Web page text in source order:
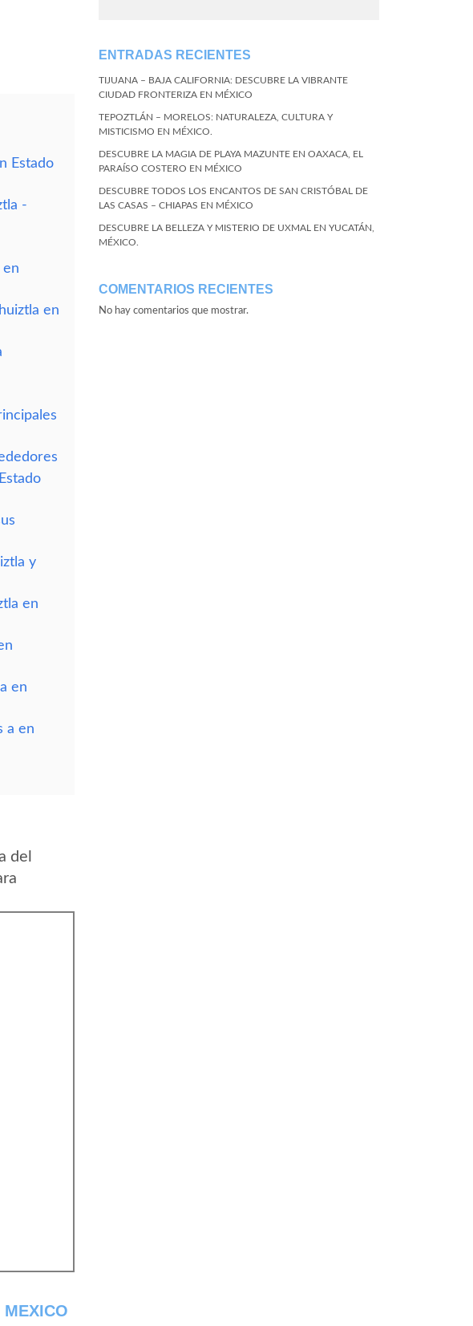
Estado
-
en
en
y
en
en
a en
del
MEXICO
ENTRADAS RECIENTES
TIJUANA – BAJA CALIFORNIA: DESCUBRE LA VIBRANTE
CIUDAD FRONTERIZA EN MÉXICO
TEPOZTLÁN – MORELOS: NATURALEZA, CULTURA Y
MISTICISMO EN MÉXICO.
DESCUBRE LA MAGIA DE PLAYA MAZUNTE EN OAXACA, EL
PARAÍSO COSTERO EN MÉXICO
DESCUBRE TODOS LOS ENCANTOS DE SAN CRISTÓBAL DE
LAS CASAS – CHIAPAS EN MÉXICO
DESCUBRE LA BELLEZA Y MISTERIO DE UXMAL EN YUCATÁN,
MÉXICO.
COMENTARIOS RECIENTES
No hay comentarios que mostrar.